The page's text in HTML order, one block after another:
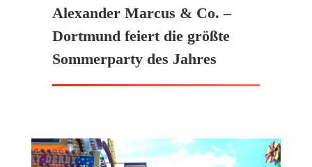
Alexander Marcus & Co. –
Dortmund feiert die größte
Sommerparty des Jahres